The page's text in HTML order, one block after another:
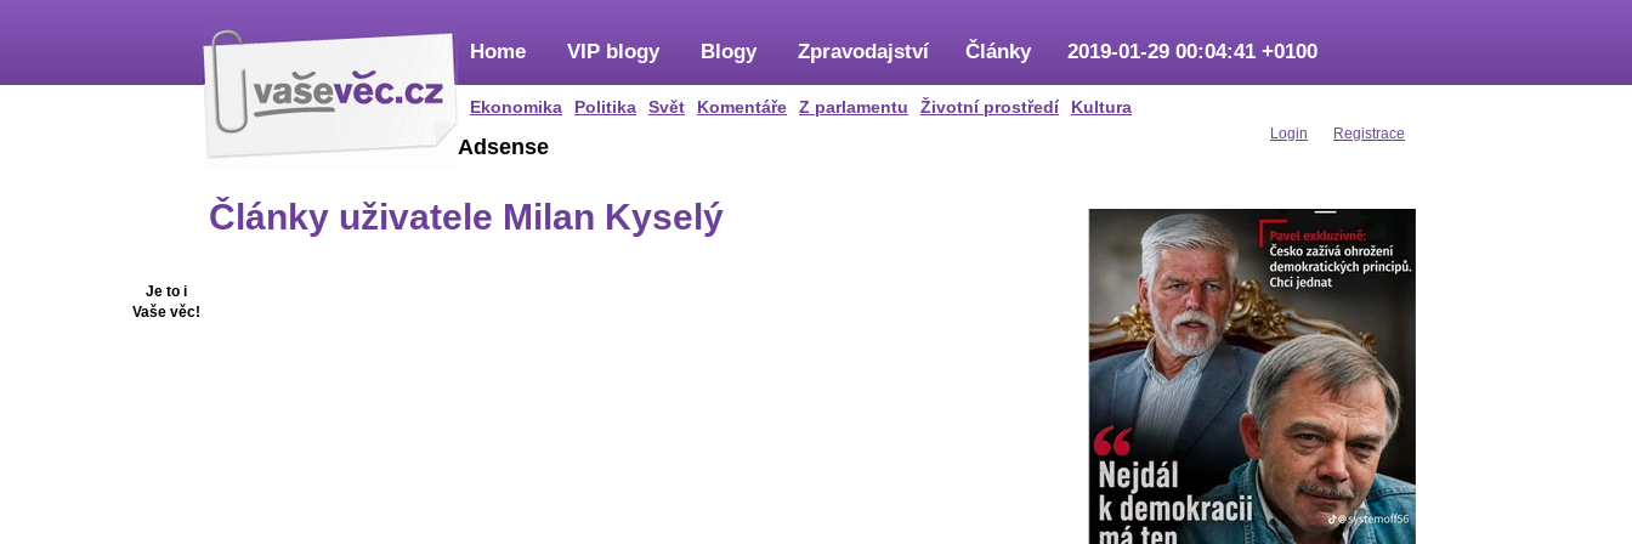
Home
Ekonomika Politika Svět Komentáře Z parlamentu Životní prostředí Kultura
VIP blogy Blogy Zpravodajství Články 2019-01-29 00:04:41 +0100
Login Registrace
Je to i
Vaše věc!
Adsense
Články uživatele Milan Kyselý